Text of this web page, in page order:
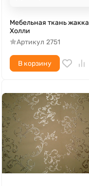
Мебельная ткань
Холли
Артикул 2751
В корзину